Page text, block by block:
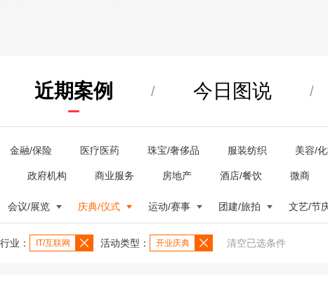
近期案例 / 今日图说 /
金融/保险 医疗医药 珠宝/奢侈品 服装纺织 美容/
政府机构 商业服务 房地产 酒店/餐饮 微商
会议/展览 庆典/仪式 运动/赛事 团建/旅拍 文艺/节
业： IT/互联网 活动类型： 开业庆典 清空已选条件